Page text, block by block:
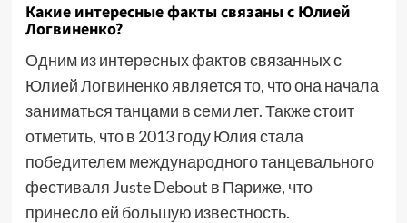
Какие интересные факты связаны с Юлией
Логвиненко?
Одним из интересных фактов связанных с
Юлией Логвиненко является то, что она начала
заниматься танцами в семи лет. Также стоит
отметить, что в 2013 году Юлия стала
победителем международного танцевального
фестиваля Juste Debout в Париже, что
принесло ей большую известность.